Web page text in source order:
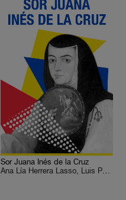
Sor Juana Inés de la Cruz
Ana Lía Herrera Lasso, Luis Paniagua